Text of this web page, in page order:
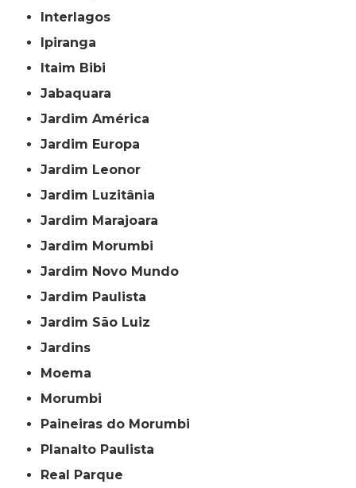
Interlagos
Ipiranga
Itaim Bibi
Jabaquara
Jardim América
Jardim Europa
Jardim Leonor
Jardim Luzitânia
Jardim Marajoara
Jardim Morumbi
Jardim Novo Mundo
Jardim Paulista
Jardim São Luiz
Jardins
Moema
Morumbi
Paineiras do Morumbi
Planalto Paulista
Real Parque